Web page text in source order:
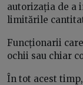
autorizația de a
limitările
Funcționarii
ochii sau chiar
În tot acest